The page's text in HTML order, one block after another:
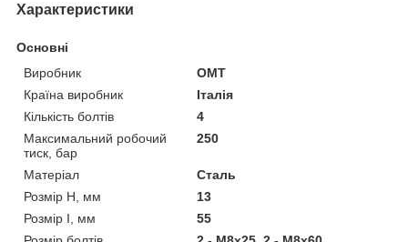
Характеристики
Основні
Виробник
OMT
Країна виробник
Італія
Кількість болтів
4
Максимальний робочий
тиск, бар
250
Матеріал
Сталь
Розмір H, мм
13
Розмір I, мм
55